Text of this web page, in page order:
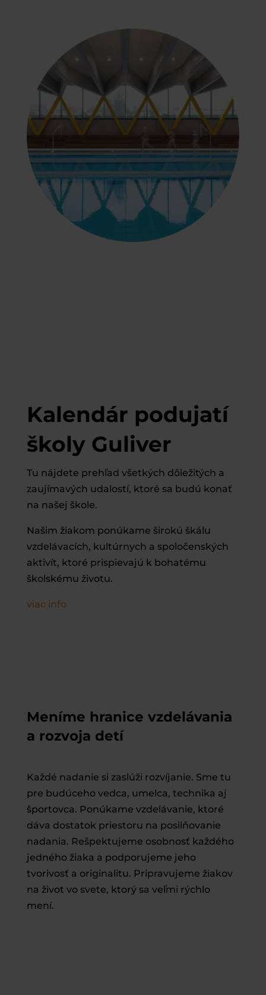
Kalendár podujatí
školy Guliver
Tu nájdete prehľad všetkých dôležitých a
zaujímavých udalostí, ktoré sa budú konať
na našej škole.
Našim žiakom ponúkame širokú škálu
vzdelávacích, kultúrnych a spoločenských
aktivít, ktoré prispievajú k bohatému
školskému životu.
viac info
Meníme hranice vzdelávania
a rozvoja detí
Každé nadanie si zaslúži rozvíjanie. Sme tu
pre budúceho vedca, umelca, technika aj
športovca. Ponúkame vzdelávanie, ktoré
dáva dostatok priestoru na posilňovanie
nadania. Rešpektujeme osobnosť každého
jedného žiaka a podporujeme jeho
tvorivosť a originalitu. Pripravujeme žiakov
na život vo svete, ktorý sa veľmi rýchlo
mení.